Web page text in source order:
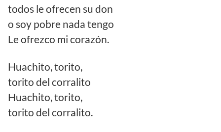
todos le ofrecen su don
o soy pobre nada tengo
Le ofrezco mi corazón.
Huachito, torito,
torito del corralito
Huachito, torito,
torito del corralito.